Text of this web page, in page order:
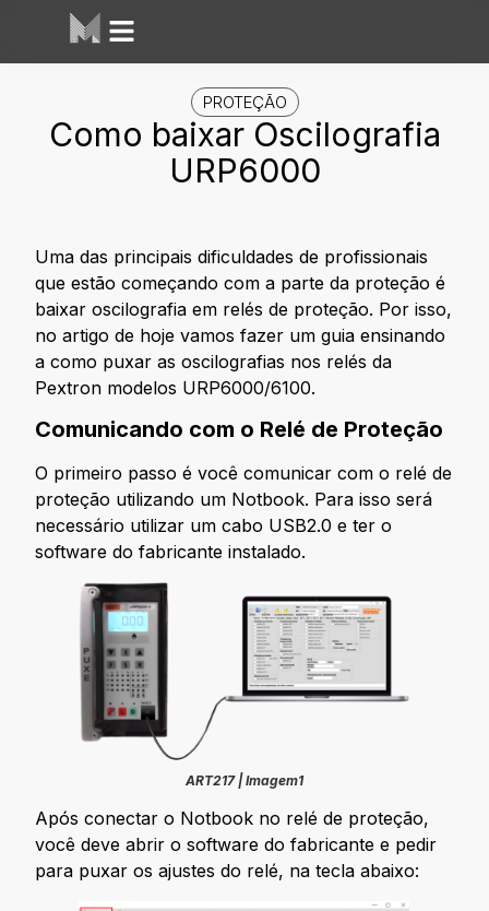
PROTEÇÃO
Como baixar Oscilografia
URP6000
Uma das principais dificuldades de profissionais
que estão começando com a parte da proteção é
baixar oscilografia em relés de proteção. Por isso,
no artigo de hoje vamos fazer um guia ensinando
a como puxar as oscilografias nos relés da
Pextron modelos URP6000/6100.
Comunicando com o Relé de Proteção
O primeiro passo é você comunicar com o relé de
proteção utilizando um Notbook. Para isso será
necessário utilizar um cabo USB2.0 e ter o
software do fabricante instalado.
ART217 | Imagem1
Após conectar o Notbook no relé de proteção,
você deve abrir o software do fabricante e pedir
para puxar os ajustes do relé, na tecla abaixo: